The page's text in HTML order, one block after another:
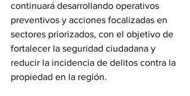
continuará desarrollando operativos
preventivos y acciones focalizadas en
sectores priorizados, con el objetivo de
fortalecer la seguridad ciudadana y
reducir la incidencia de delitos contra la
propiedad en la región.